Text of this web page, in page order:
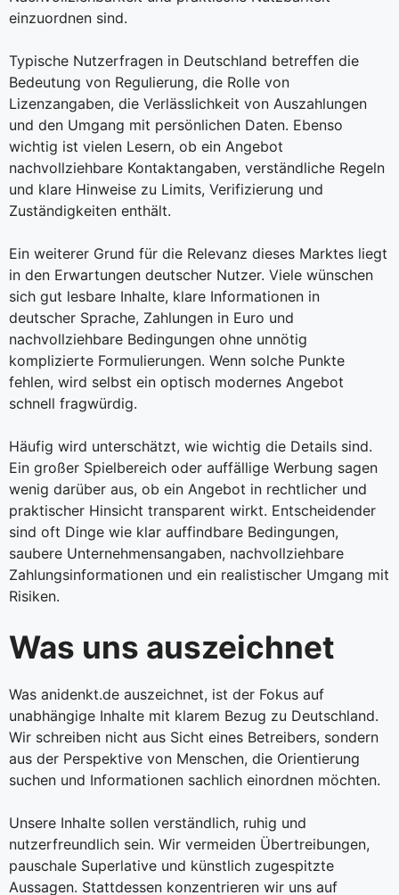
einzuordnen sind.
Typische Nutzerfragen in Deutschland betreffen die
Bedeutung von Regulierung, die Rolle von
Lizenzangaben, die Verlässlichkeit von Auszahlungen
und den Umgang mit persönlichen Daten. Ebenso
wichtig ist vielen Lesern, ob ein Angebot
nachvollziehbare Kontaktangaben, verständliche Regeln
und klare Hinweise zu Limits, Verifizierung und
Zuständigkeiten enthält.
Ein weiterer Grund für die Relevanz dieses Marktes liegt
in den Erwartungen deutscher Nutzer. Viele wünschen
sich gut lesbare Inhalte, klare Informationen in
deutscher Sprache, Zahlungen in Euro und
nachvollziehbare Bedingungen ohne unnötig
komplizierte Formulierungen. Wenn solche Punkte
fehlen, wird selbst ein optisch modernes Angebot
schnell fragwürdig.
Häufig wird unterschätzt, wie wichtig die Details sind.
Ein großer Spielbereich oder auffällige Werbung sagen
wenig darüber aus, ob ein Angebot in rechtlicher und
praktischer Hinsicht transparent wirkt. Entscheidender
sind oft Dinge wie klar auffindbare Bedingungen,
saubere Unternehmensangaben, nachvollziehbare
Zahlungsinformationen und ein realistischer Umgang mit
Risiken.
Was uns auszeichnet
Was anidenkt.de auszeichnet, ist der Fokus auf
unabhängige Inhalte mit klarem Bezug zu Deutschland.
Wir schreiben nicht aus Sicht eines Betreibers, sondern
aus der Perspektive von Menschen, die Orientierung
suchen und Informationen sachlich einordnen möchten.
Unsere Inhalte sollen verständlich, ruhig und
nutzerfreundlich sein. Wir vermeiden Übertreibungen,
pauschale Superlative und künstlich zugespitzte
Aussagen. Stattdessen konzentrieren wir uns auf